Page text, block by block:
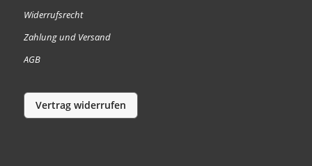
Widerrufsrecht
Zahlung und Versand
AGB
Vertrag widerrufen